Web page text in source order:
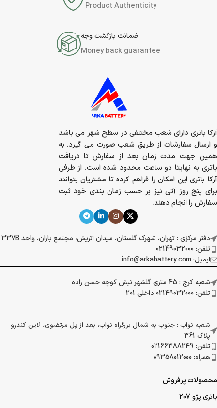
Product Authenticity
ضمانت بازگشت وجه
Money back guarantee
آرکا باتری دارای شعب مختلفی در سطح شهر می باشد
و ارسال سفارشات از طریق شعب صورت می گیرد. به
همین جهت مدت زمان بعد از سفارش تا دریافت
باتری به نهایتا دو ساعت محدود شده است. از طرفی
آرکا باتری این امکان را فراهم کرده تا مشتریان بتوانند
برای پنج روز آتی نیز بر حسب زمان بندی خود ثبت
سفارش را انجام دهند.
دفتر مرکزی : تهران، شهرک گلستان، میدان اتریش، مجتمع باران، واحد 337B
تلفن: 02149032000
ایمیل: info@arkabattery.com
شعبه کرج : 45 متری گلشهر نبش کوچه حسن زاده
تلفن: 02149032000 داخلی 201
شعبه نواب : جنوب به شمال بزرگراه نواب، بعد از پل مرتضوی، لاین کندرو
پلاک 361
تلفن: 02166388249
همراه: 09358012000
محصولات پرفروش
باتری پژو 207